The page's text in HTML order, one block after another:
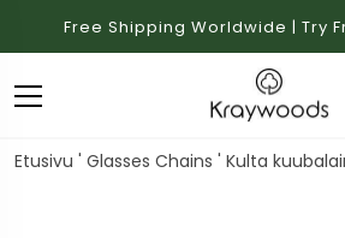
Free Shipping Worldwide | Try
Etusivu ' Glasses Chains ' Kulta